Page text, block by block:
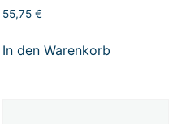
55,75 €
In den Warenkorb